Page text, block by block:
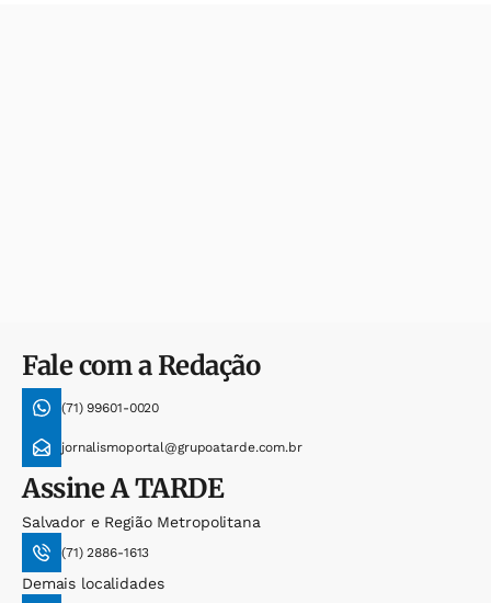
Fale com a Redação
(71) 99601-0020
jornalismoportal@grupoatarde.com.br
AssineA TARDE
Salvador e Região Metropolitana
(71) 2886-1613
Demais localidades